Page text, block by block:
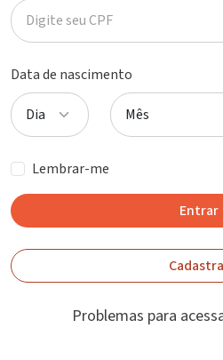
Data de nascimento
Lembrar-me
Entrar
Problemas para